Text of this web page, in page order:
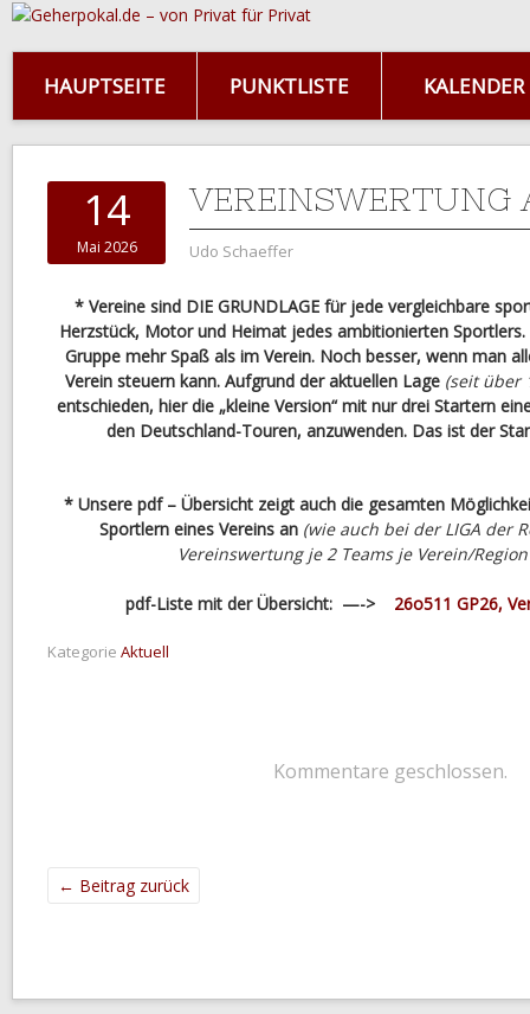
HAUPTSEITE PUNKTLISTE KALENDER
14
Mai 2026
VEREINSWERTUNG
Udo Schaeffer
* Vereine sind DIE GRUNDLAGE für jede vergleichbare
Herzstück, Motor und Heimat jedes ambitionierten
Gruppe mehr Spaß als im Verein. Noch besser, wenn man
Verein steuern kann. Aufgrund der aktuellen Lage (seit über
entschieden, hier die „kleine Version“ mit nur drei Startern
den Deutschland-Touren, anzuwenden. Das ist der
* Unsere pdf – Übersicht zeigt auch die gesamten
Sportlern eines Vereins an (wie auch bei der LIGA der
Vereinswertung je 2 Teams je Verein/
pdf-Liste mit der Übersicht: —-> 26o511 GP26,
Kategorie Aktuell
Kommentare geschlossen.
← Beitrag zurück